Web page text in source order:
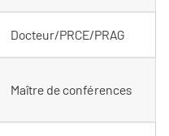
Docteur/PRCE/PRAG
Maître de conférences